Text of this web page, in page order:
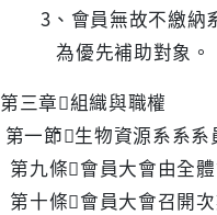
3、會員無故不繳納系
為優先補助對象。
第三章組織與職權
第一節生物資源系系系
第九條會員大會由全
第十條會員大會召開